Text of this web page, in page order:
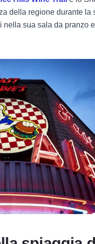
della regione durante
nella sua sala da pranzo